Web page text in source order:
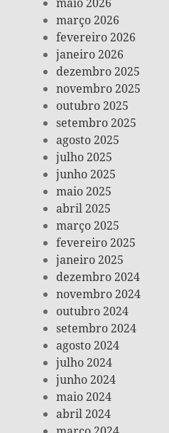
março 2026
fevereiro 2026
janeiro 2026
dezembro 2025
novembro 2025
outubro 2025
setembro 2025
agosto 2025
julho 2025
junho 2025
maio 2025
abril 2025
março 2025
fevereiro 2025
janeiro 2025
dezembro 2024
novembro 2024
outubro 2024
setembro 2024
agosto 2024
julho 2024
junho 2024
maio 2024
abril 2024